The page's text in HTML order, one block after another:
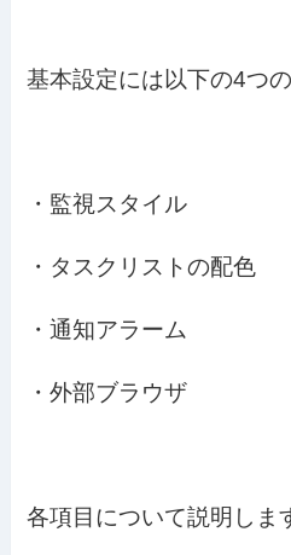
基本設定には以下の4つ
・監視スタイル
・タスクリストの配色
・通知アラーム
・外部ブラウザ
各項目について説明しま